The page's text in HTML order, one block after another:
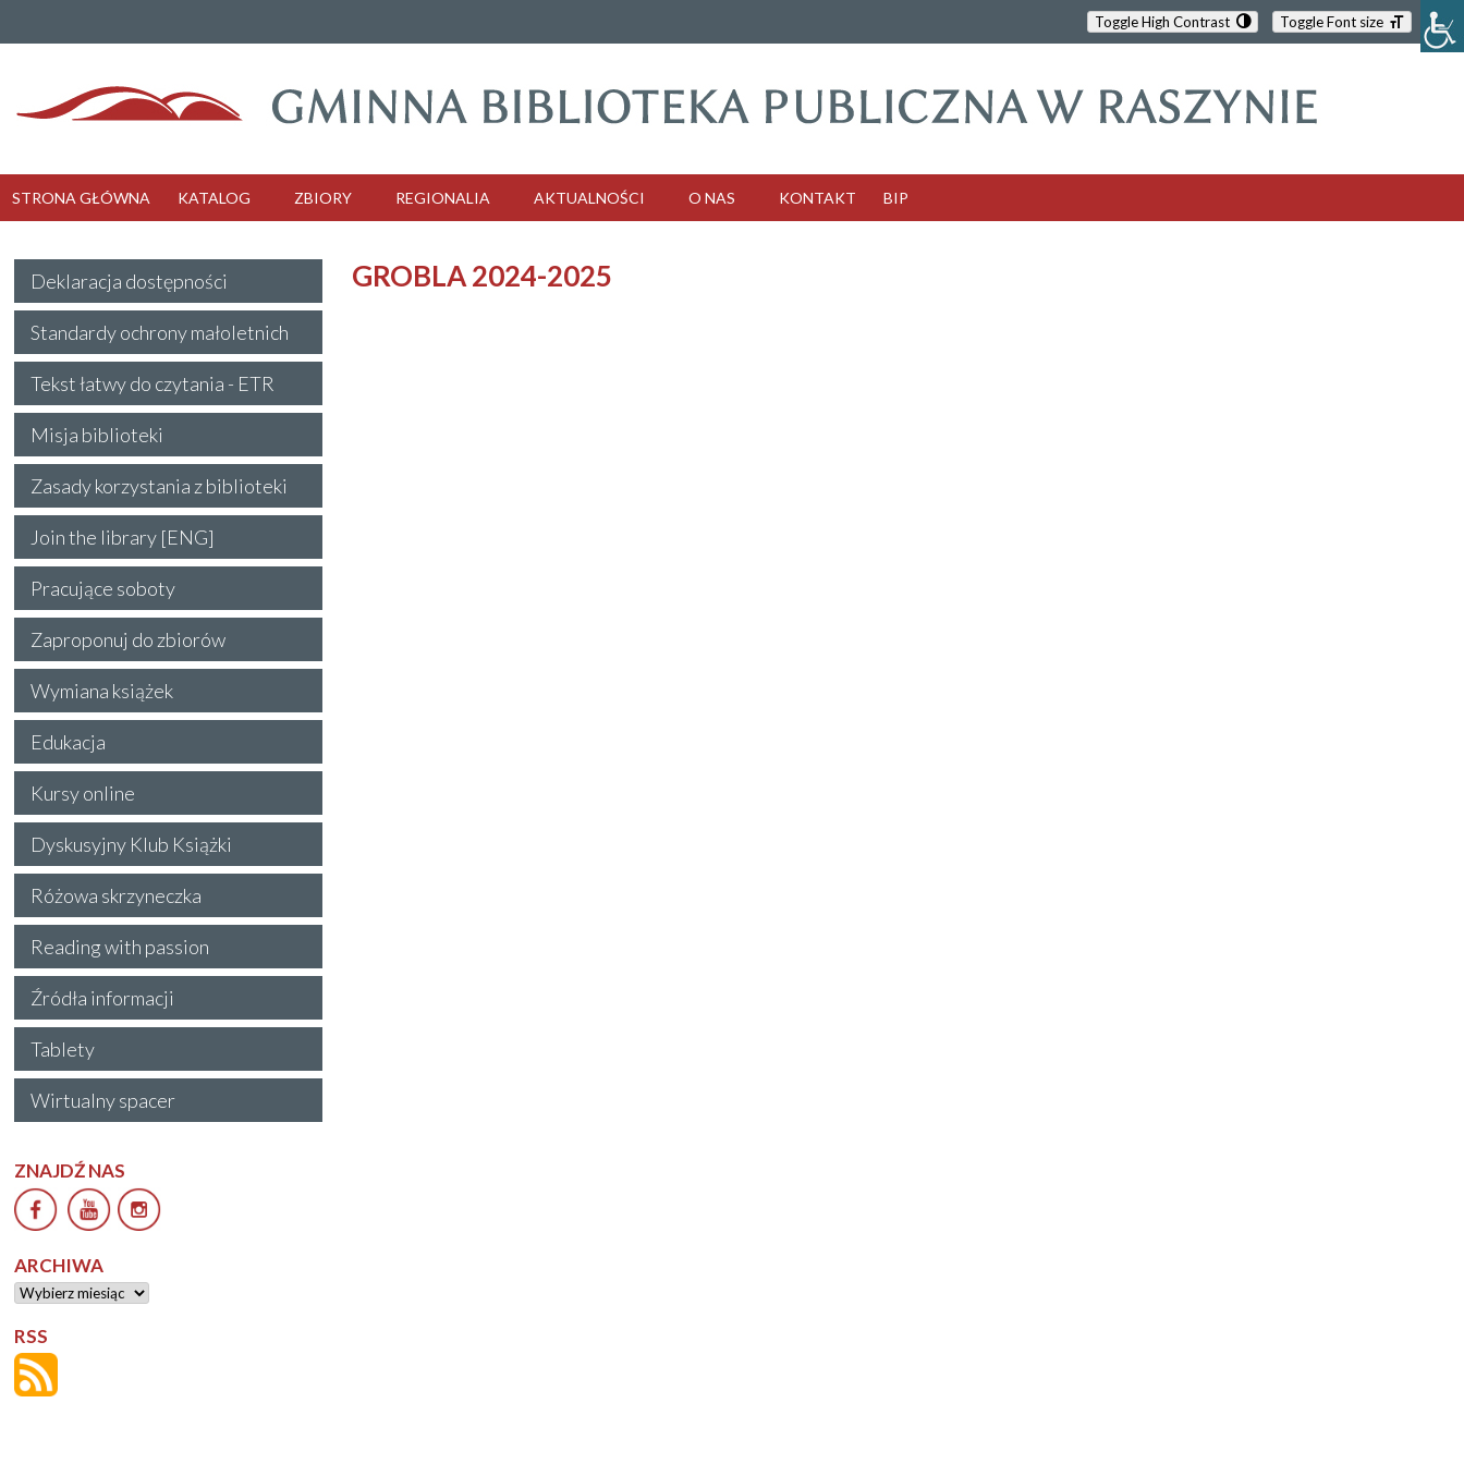
Toggle High Contrast Toggle Font size
STRONA GŁÓWNA KATALOG ZBIORY REGIONALIA AKTUALNOŚCI O NAS KONTAKT BIP
GROBLA 2024-2025
Deklaracja dostępności
Standardy ochrony małoletnich
Tekst łatwy do czytania - ETR
Misja biblioteki
Zasady korzystania z biblioteki
Join the library [ENG]
Pracujące soboty
Zaproponuj do zbiorów
Wymiana książek
Edukacja
Kursy online
Dyskusyjny Klub Książki
Różowa skrzyneczka
Reading with passion
Źródła informacji
Tablety
Wirtualny spacer
ZNAJDŹ NAS
ARCHIWA
Archiwa
RSS